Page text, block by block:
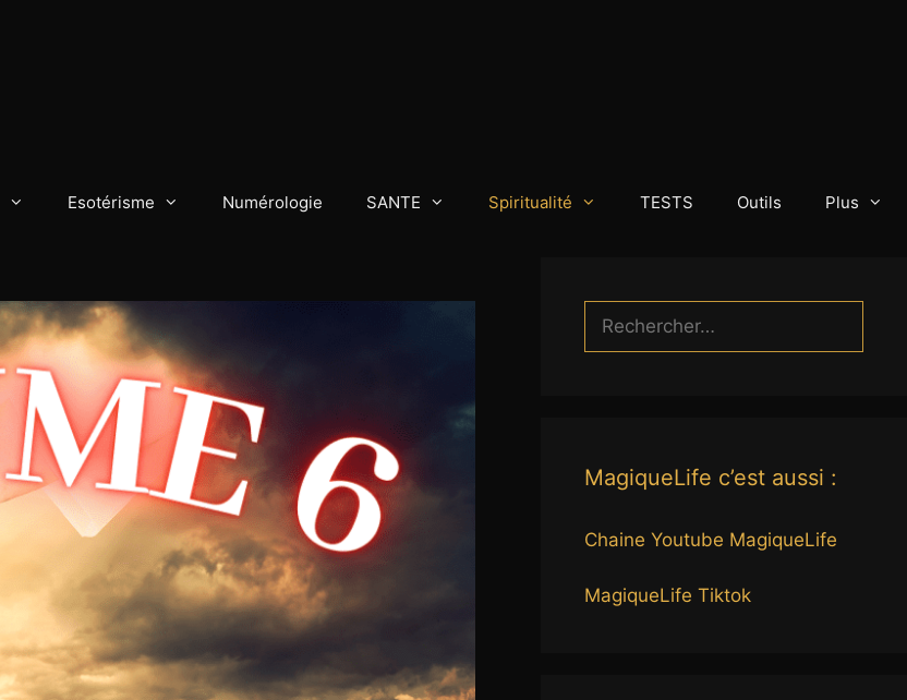
Esotérisme Numérologie SANTE Spiritualité TESTS Outils Plus
Rechercher :
MagiqueLife c’est aussi :
Chaine Youtube MagiqueLife
MagiqueLife Tiktok